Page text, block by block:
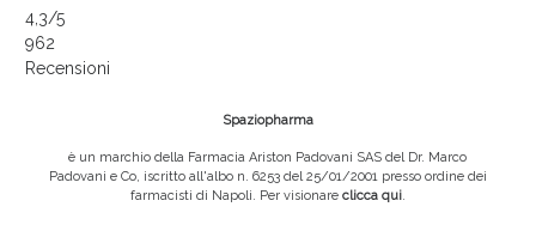
4,3/5
962
Recensioni
Spaziopharma
è un marchio della Farmacia Ariston Padovani SAS del Dr. Marco
Padovani e Co, iscritto all'albo n. 6253 del 25/01/2001 presso ordine dei
farmacisti di Napoli. Per visionare clicca qui.